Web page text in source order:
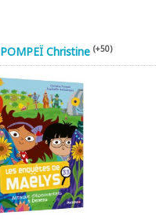
POMPEÏ Christine (+50)